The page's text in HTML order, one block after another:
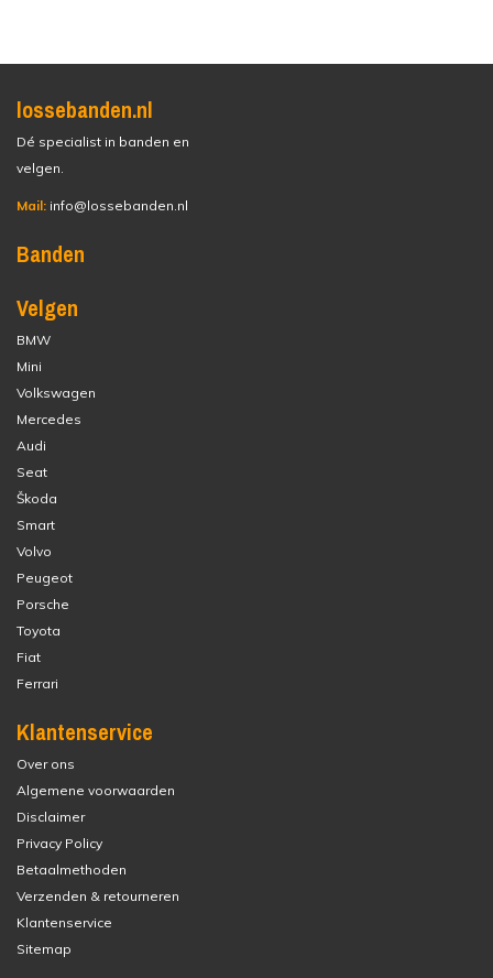
lossebanden.nl
Dé specialist in banden en
velgen.
Mail: info@lossebanden.nl
Banden
Velgen
BMW
Mini
Volkswagen
Mercedes
Audi
Seat
Škoda
Smart
Volvo
Peugeot
Porsche
Toyota
Fiat
Ferrari
Klantenservice
Over ons
Algemene voorwaarden
Disclaimer
Privacy Policy
Betaalmethoden
Verzenden & retourneren
Klantenservice
Sitemap